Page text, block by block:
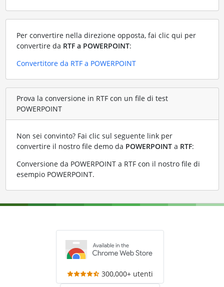
Per convertire nella direzione opposta, fai clic qui per
convertire da RTF a POWERPOINT:
Convertitore da RTF a POWERPOINT
Prova la conversione in RTF con un file di test
POWERPOINT
Non sei convinto? Fai clic sul seguente link per
convertire il nostro file demo da POWERPOINTa RTF:
Conversione da POWERPOINT a RTF con il nostro file di
esempio POWERPOINT.
300,000+ utenti